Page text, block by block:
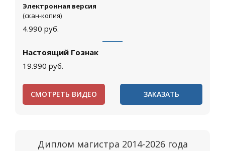
Электронная версия
(скан-копия)
4.990 руб.
Настоящий Гознак
19.990 руб.
СМОТРЕТЬ ВИДЕО ЗАКАЗАТЬ
Диплом магистра 2014-2026 года